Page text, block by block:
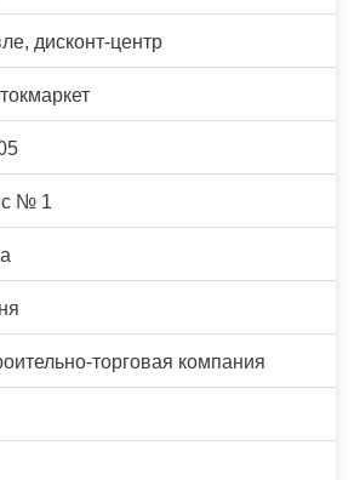
дисконт-центр
№ 1
торговая компания